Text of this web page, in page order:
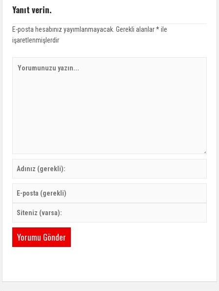
Yanıt verin.
E-posta hesabınız yayımlanmayacak. Gerekli alanlar*ile
işaretlenmişlerdir